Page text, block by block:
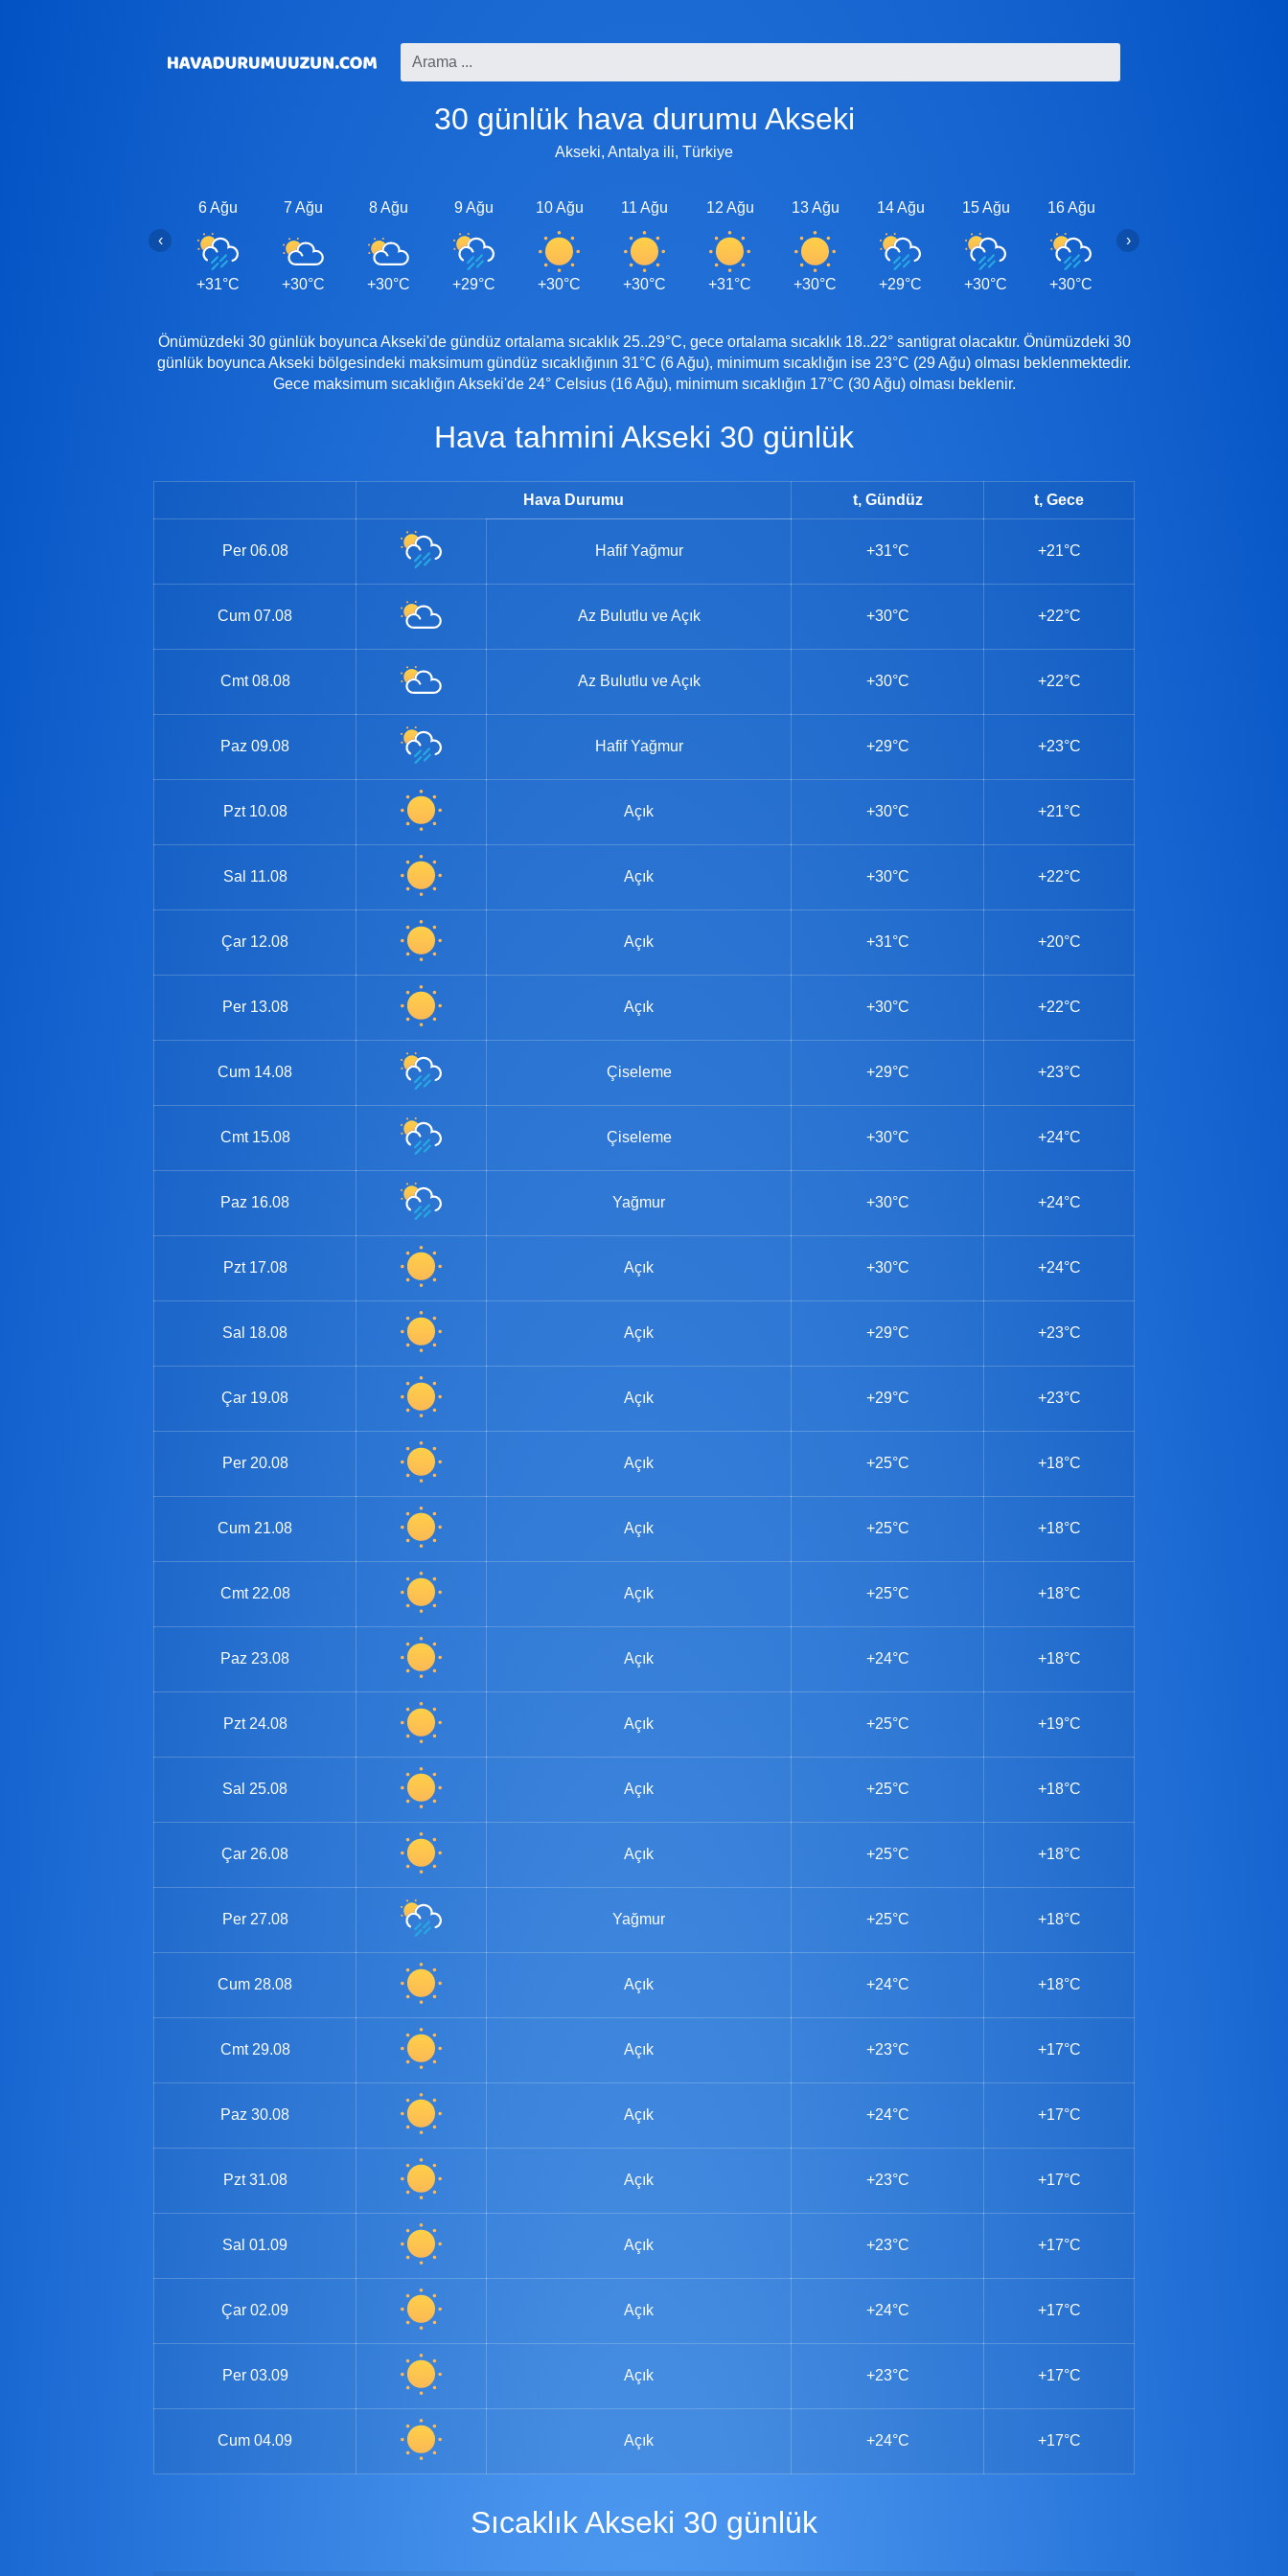
30 günlük hava durumu Akseki
Akseki, Antalya ili, Türkiye
6 Ağu
+31°C
7 Ağu
+30°C
8 Ağu
+30°C
9 Ağu
+29°C
10 Ağu
+30°C
11 Ağu
+30°C
12 Ağu
+31°C
13 Ağu
+30°C
14 Ağu
+29°C
15 Ağu
+30°C
16 Ağu
+30°C
‹ ›
Önümüzdeki 30 günlük boyunca Akseki'de gündüz ortalama sıcaklık 25..29°C, gece ortalama sıcaklık 18..22° santigrat olacaktır. Önümüzdeki 30
günlük boyunca Akseki bölgesindeki maksimum gündüz sıcaklığının 31°C (6 Ağu), minimum sıcaklığın ise 23°C (29 Ağu) olması beklenmektedir.
Gece maksimum sıcaklığın Akseki'de 24° Celsius (16 Ağu), minimum sıcaklığın 17°C (30 Ağu) olması beklenir.
Hava tahmini Akseki 30 günlük
Hava Durumu t, Gündüz t, Gece
Per 06.08 Hafif Yağmur +31°C +21°C
Cum 07.08 Az Bulutlu ve Açık +30°C +22°C
Cmt 08.08 Az Bulutlu ve Açık +30°C +22°C
Paz 09.08 Hafif Yağmur +29°C +23°C
Pzt 10.08 Açık +30°C +21°C
Sal 11.08 Açık +30°C +22°C
Çar 12.08 Açık +31°C +20°C
Per 13.08 Açık +30°C +22°C
Cum 14.08 Çiseleme +29°C +23°C
Cmt 15.08 Çiseleme +30°C +24°C
Paz 16.08 Yağmur +30°C +24°C
Pzt 17.08 Açık +30°C +24°C
Sal 18.08 Açık +29°C +23°C
Çar 19.08 Açık +29°C +23°C
Per 20.08 Açık +25°C +18°C
Cum 21.08 Açık +25°C +18°C
Cmt 22.08 Açık +25°C +18°C
Paz 23.08 Açık +24°C +18°C
Pzt 24.08 Açık +25°C +19°C
Sal 25.08 Açık +25°C +18°C
Çar 26.08 Açık +25°C +18°C
Per 27.08 Yağmur +25°C +18°C
Cum 28.08 Açık +24°C +18°C
Cmt 29.08 Açık +23°C +17°C
Paz 30.08 Açık +24°C +17°C
Pzt 31.08 Açık +23°C +17°C
Sal 01.09 Açık +23°C +17°C
Çar 02.09 Açık +24°C +17°C
Per 03.09 Açık +23°C +17°C
Cum 04.09 Açık +24°C +17°C
Sıcaklık Akseki 30 günlük